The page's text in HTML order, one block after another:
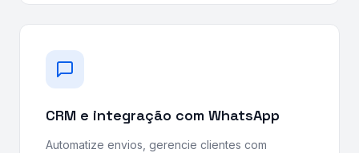
CRM e integração com WhatsApp
Automatize envios, gerencie clientes com